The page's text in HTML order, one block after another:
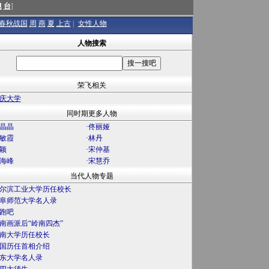
台]
秋战国 周 商 夏 上古 女性人物
人物搜索
荣飞相关
大学
同时期更多人物
晶
·佟丽娅
霞
·林丹
·宋仲基
峰
·宋慧乔
当代人物专题
滨工业大学历任校长
师范大学名人录
吧
画派后“岭南四杰”
大学历任校长
历任首相介绍
大学名人录